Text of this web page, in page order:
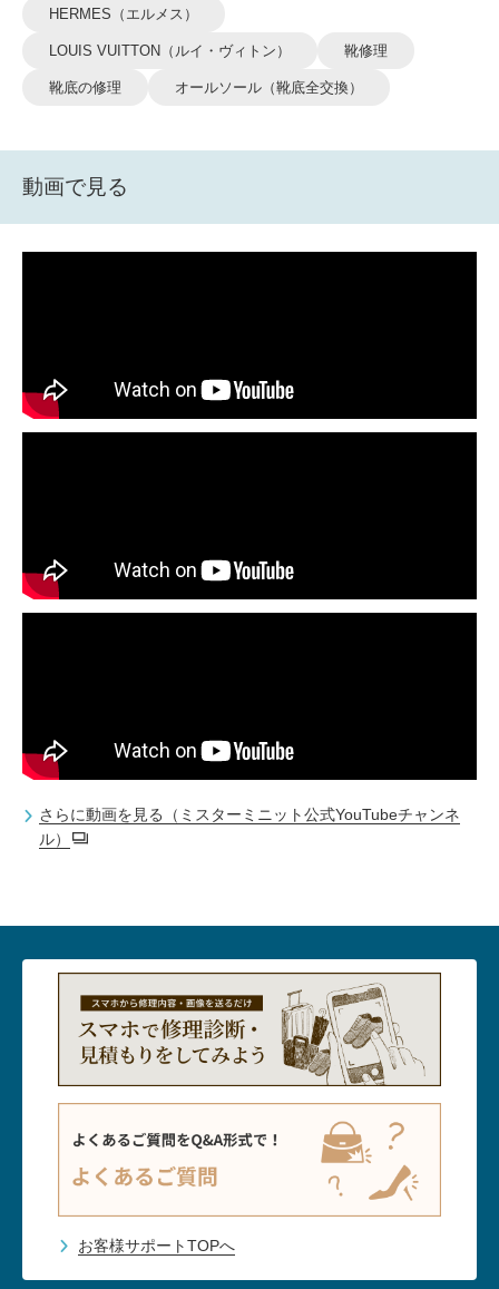
HERMES（エルメス）
LOUIS VUITTON（ルイ・ヴィトン） 靴修理
靴底の修理 オールソール（靴底全交換）
動画で見る
さらに動画を見る（ミスターミニット公式YouTubeチャンネ
ル）
お客様サポートTOPへ